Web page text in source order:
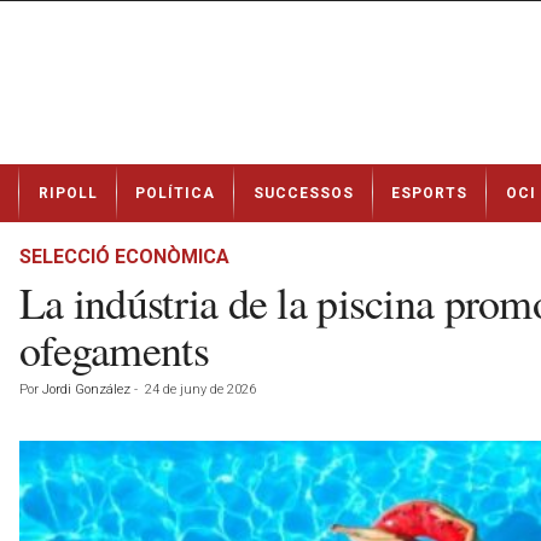
t
RIPOLL POLÍTICA SUCCESSOS ESPORTS OCI
SELECCIÓ ECONÒMICA
La indústria de la piscina
ofegaments
Por Jordi González - 24 de juny de 2026